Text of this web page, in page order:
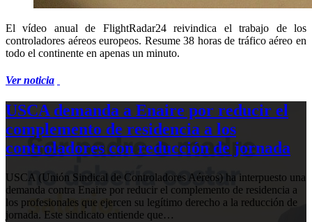
El vídeo anual de FlightRadar24 reivindica el trabajo de los
controladores aéreos europeos. Resume 38 horas de tráfico aéreo en
todo el continente en apenas un minuto.
Ver noticia
USCA demanda a Enaire por reducir el
complemento de residencia a los
controladores con reducción de jornada
USCA (Unión Sindical de Controladores Aéreos) ha interpuesto una
demanda contra Enaire por reducir el complemento de residencia a
los profesionales que ejercen su legítimo derecho a la reducción de
jornada. Este sindicato entiende que…